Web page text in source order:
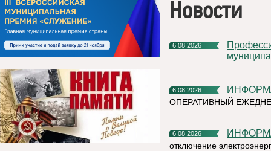
Новости
6.08.2026
Профессиональное развитие в цифровом университете
6.08.2026
ОПЕРАТИВНЫЙ
6.08.2026
отключение